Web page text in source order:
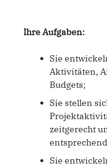
Ihre Aufgaben:
Sie
Aktivitäten,
Budgets;
Sie stellen
zeitgerecht
Sie